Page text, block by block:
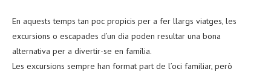
En aquests temps tan poc propicis per a fer llargs viatges, les
excursions o escapades d’un dia poden resultar una bona
alternativa per a divertir-se en família.
Les excursions sempre han format part de l’oci familiar, però